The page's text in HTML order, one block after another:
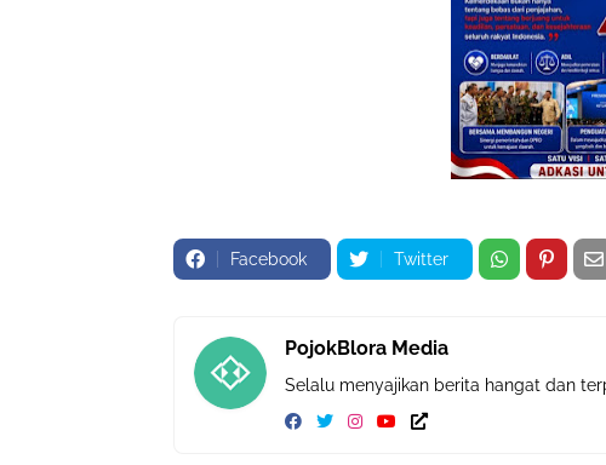
Facebook Twitter
PojokBlora Media
Selalu menyajikan berita hangat dan